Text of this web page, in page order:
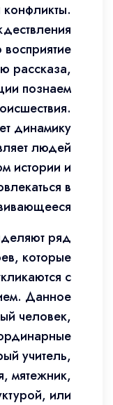
рассказа,
познаем
динамику
людей
истории и
в
ряд
которые
с
Данное
человек,
учитель,
мятежник,
или